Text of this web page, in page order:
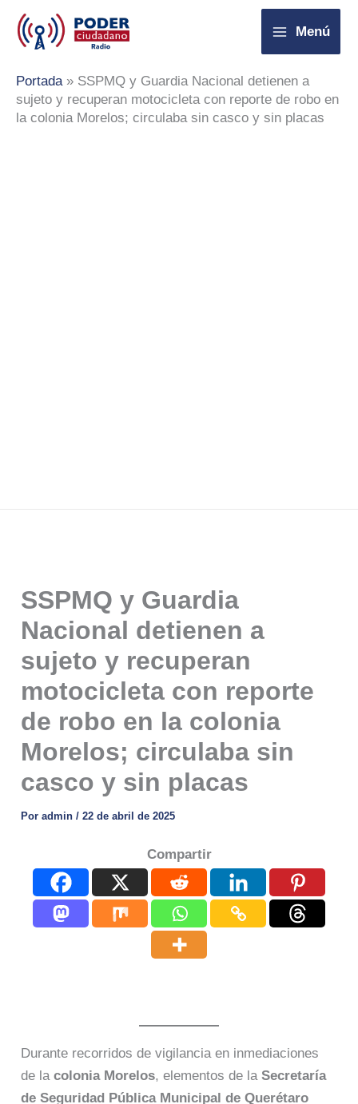
contenido
Menú
Portada» SSPMQ y Guardia Nacional detienen a
sujeto y recuperan motocicleta con reporte de robo en
la colonia Morelos; circulaba sin casco y sin placas
SSPMQ y Guardia
Nacional detienen a
sujeto y recuperan
motocicleta con reporte
de robo en la colonia
Morelos; circulaba sin
casco y sin placas
Poradmin/22 de abril de 2025
Compartir
Durante recorridos de vigilancia en inmediaciones
de lacolonia Morelos, elementos de laSecretaría
de Seguridad Pública Municipal de Querétaro